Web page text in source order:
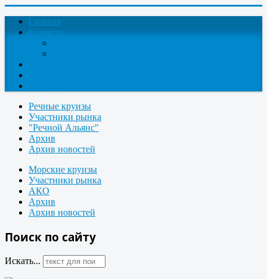
Главная
Новости
Речные круизы
Участники рынка
"Речной Альянс"
Архив
Архив новостей
Морские круизы
Участники рынка
АКО
Архив
Архив новостей
Поиск по сайту
Искать...